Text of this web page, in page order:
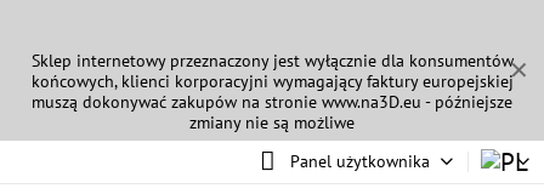
✕
Sklep internetowy przeznaczony jest wyłącznie dla konsumentów
końcowych, klienci korporacyjni wymagający faktury europejskiej
muszą dokonywać zakupów na stronie www.na3D.eu - późniejsze
zmiany nie są możliwe
Panel użytkownika